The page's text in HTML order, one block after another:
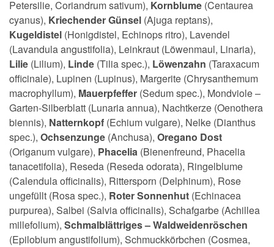
Petersilie, Coriandrum sativum), Kornblume (Centaurea
cyanus), Kriechender Günsel (Ajuga reptans),
Kugeldistel (Honigdistel, Echinops ritro), Lavendel
(Lavandula angustifolia), Leinkraut (Löwenmaul, Linaria),
Lilie (Lilium), Linde (Tilia spec.), Löwenzahn (Taraxacum
officinale), Lupinen (Lupinus), Margerite (Chrysanthemum
macrophyllum), Mauerpfeffer (Sedum spec.), Mondviole –
Garten-Silberblatt (Lunaria annua), Nachtkerze (Oenothera
biennis), Natternkopf (Echium vulgare), Nelke (Dianthus
spec.), Ochsenzunge (Anchusa), Oregano Dost
(Origanum vulgare), Phacelia (Bienenfreund, Phacelia
tanacetifolia), Reseda (Reseda odorata), Ringelblume
(Calendula officinalis), Rittersporn (Delphinum), Rose
ungefüllt (Rosa spec.), Roter Sonnenhut (Echinacea
purpurea), Salbei (Salvia officinalis), Schafgarbe (Achillea
millefolium), Schmalblättriges – Waldweidenröschen
(Epilobium angustifolium), Schmuckkörbchen (Cosmea,